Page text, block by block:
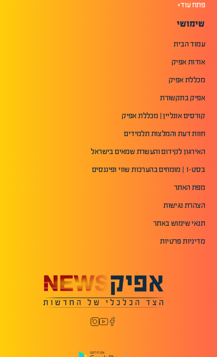
פתח עוד+
שימושי
עמוד הבית
אודות אפיק
מכללת אפיק
אפיק בתקשורת
קורסים אונליין | מכללת אפיק
חוות דעת והמלצות תלמידים
האירגון לקידום והעשרת שמאים בישראל
בסט-1 | מומחים בהערכות שווי ופיננסים
מפת האתר
הצהרת נגישות
תנאי שימוש באתר
מדיניות פרטיות